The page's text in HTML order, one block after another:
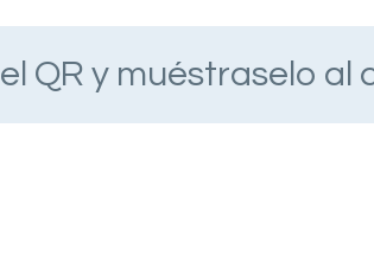
QR y muéstraselo